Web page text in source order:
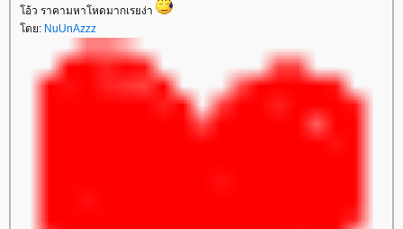
อ้ว ราคามหาโหดมากเรยง่า
ดย: NuUnAzzz